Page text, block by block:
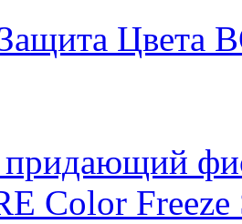
Цвета
Color Freeze